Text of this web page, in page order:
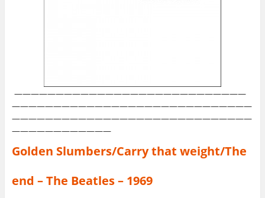
————————————————————————————
—————————————————————————————
—————————————————————————————
————————————
Golden Slumbers/Carry that weight/The
end – The Beatles – 1969